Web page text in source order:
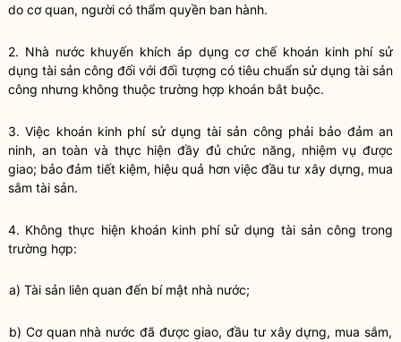
do cơ quan, người có thẩm quyền ban hành.
2. Nhà nước khuyến khích áp dụng cơ chế khoán kinh phí sử
dụngtài sản công đối với đối tượng có tiêu chuẩn sử dụng tài sản
công nhưng không thuộc trường hợp khoán bắt buộc.
3. Việc khoán kinh phí sử dụngtài sản công phải bảo đảm an
ninh, an toàn và thực hiện đầy đủ chức năng, nhiệm vụ được
giao; bảo đảm tiết kiệm, hiệu quả hơn việc đầu tư xây dựng, mua
sắm tài sản.
4. Không thực hiện khoán kinh phí sử dụng tài sản công trong
trường hợp:
a) Tài sản liên quan đến bí mật nhà nước;
b) Cơ quan nhà nước đã được giao, đầu tư xây dựng, mua sắm,